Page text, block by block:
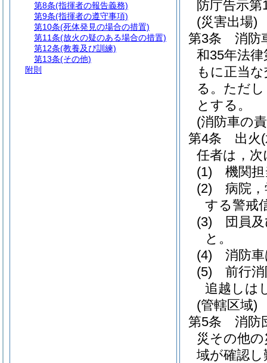
防庁告示第
(災害出場)
第3条
消防
和35年法律
もに正当
る。 ただ
とする。
(消防車の
第4条
出火
任者は，
(1)
機関
(2)
病院
する警戒
(3)
団員
と。
(4)
消防
(5)
前行
追越しは
(管轄区域)
第5条
消防
災その他
域が確認
第8条(指揮者の報告義務)
第9条(指揮者の遵守事項)
第10条(死体発見の場合の措置)
第11条(放火の疑のある場合の措置)
第12条(教養及び訓練)
第13条(その他)
附則